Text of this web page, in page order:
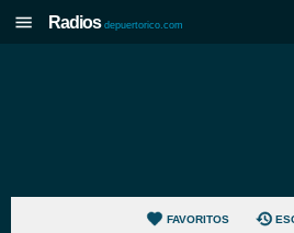
Radios depuertorico.com
FAVORITOS